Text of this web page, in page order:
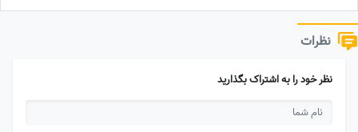
نظرات
نظر خود را به اشتراک بگذارید